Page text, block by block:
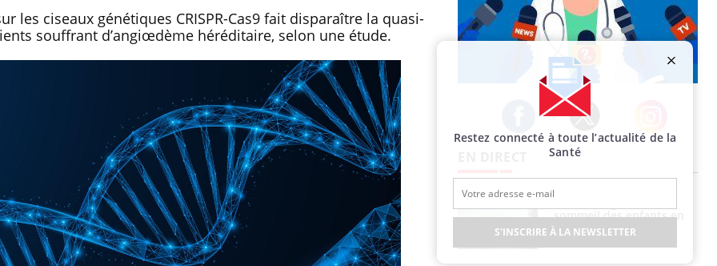
les ciseaux génétiques CRISPR-Cas9 fait disparaître la quasi-
souffrant d’angiœdème héréditaire, selon une étude.
Facebook Twitter Instagram
Mordue par un
barracuda, une petite fille
secourue grâce à un
réflexe essentiel
sommeil des enfants en
vacances ?
"madeleine de Proust"
enfin expliqué
Restez connecté à toute l’actualité de la
Santé
S'INSCRIRE À LA NEWSLETTER